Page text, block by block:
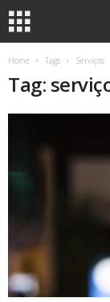
Home Tags Serviços
Tag: